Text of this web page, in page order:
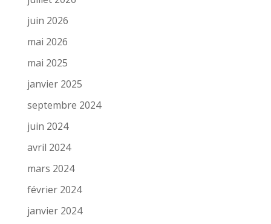
juin 2026
mai 2026
mai 2025
janvier 2025
septembre 2024
juin 2024
avril 2024
mars 2024
février 2024
janvier 2024